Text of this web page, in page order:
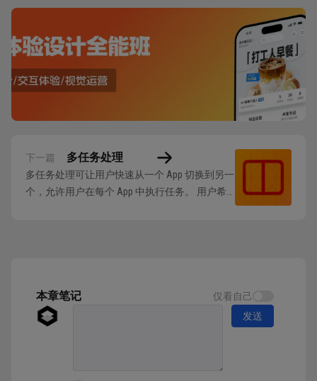
下一篇 多任务处理
多任务处理可让用户快速从一个 App 切换到另一
个，允许用户在每个 App 中执行任务。 用户希
本章笔记 仅看自己
发送